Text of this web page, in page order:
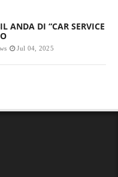
ANDA DI “CAR SERVICE
Jul 04, 2025